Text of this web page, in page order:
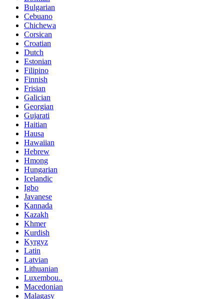
Bulgarian
Cebuano
Chichewa
Corsican
Croatian
Dutch
Estonian
Filipino
Finnish
Frisian
Galician
Georgian
Gujarati
Haitian
Hausa
Hawaiian
Hebrew
Hmong
Hungarian
Icelandic
Igbo
Javanese
Kannada
Kazakh
Khmer
Kurdish
Kyrgyz
Latin
Latvian
Lithuanian
Luxembou..
Macedonian
Malagasy